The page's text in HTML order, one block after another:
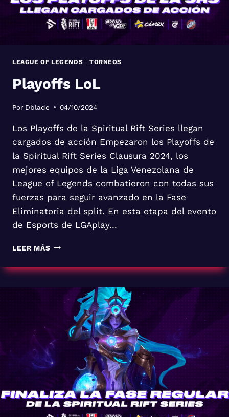
LEAGUE OF LEGENDS | TORNEOS
Playoffs LoL
Por Dblade 04/10/2024
Los Playoffs de la Spiritual Rift Series llegan
cargados de acción Empezaron los Playoffs de
la Spiritual Rift Series Clausura 2024, los
mejores equipos de la Liga Venezolana de
League of Legends combatieron con todas sus
fuerzas para seguir avanzado en la Fase
Eliminatoria del split. En esta etapa del evento
de Esports de LGAplay…
LEER MÁSPLAYOFFS